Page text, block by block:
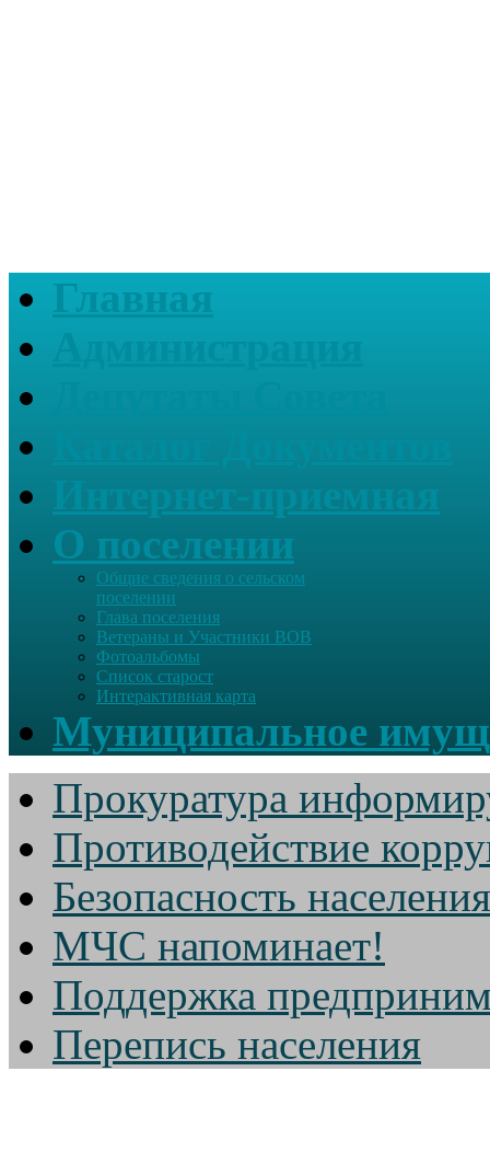
Главная
О поселении
Общие сведения о сельском
поселении
Глава поселения
Ветераны и Участники ВОВ
Фотоальбомы
Список старост
Интерактивная карта
Муниципальное
Прокуратура
Противодействие
Безопасность населения
МЧС напоминает!
Поддержка
Перепись населения